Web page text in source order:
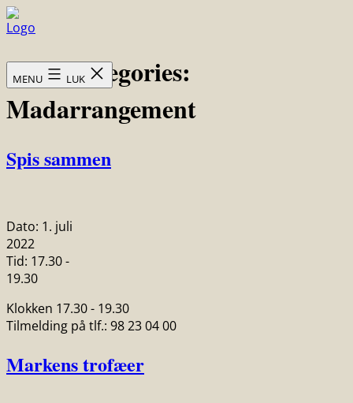
Fortsæt
til
Hotel
MENU LUK
Event categories:
Madarrangement
Spis sammen
Dato: 1. juli
2022
Tid: 17.30 -
19.30
Klokken 17.30 - 19.30
Tilmelding på tlf.: 98 23 04 00
Markens trofæer